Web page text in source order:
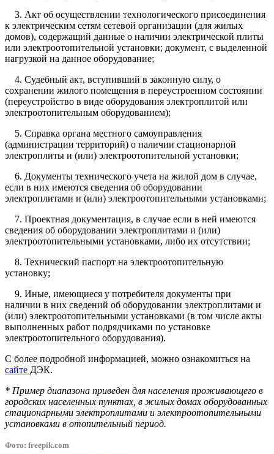
3. Акт об осуществлении технологического присоединения
к электрическим сетям сетевой организации (для жилых
домов), содержащий данные о наличии электрической плиты
или электроотопительной установки; документ, с выделенной
нагрузкой на данное оборудование;
4. Судебный акт, вступивший в законную силу, о
сохранении жилого помещения в переустроенном состоянии
(переустройство в виде оборудования электроплитой или
электроотопительным оборудованием);
5. Справка органа местного самоуправления
(администрации территорий) о наличии стационарной
электроплиты и (или) электроотопительной установки;
6. Документы технического учета на жилой дом в случае,
если в них имеются сведения об оборудовании
электроплитами и (или) электроотопительными установками;
7. Проектная документация, в случае если в ней имеются
сведения об оборудовании электроплитами и (или)
электроотопительными установками, либо их отсутствии;
8. Технический паспорт на электроотопительную
установку;
9. Иные, имеющиеся у потребителя документы при
наличии в них сведений об оборудовании электроплитами и
(или) электроотопительными установками (в том числе акты
выполненных работ подрядчиками по установке
электроотопительного оборудования).
С более подробной информацией, можно ознакомиться на
сайте ДЭК.
* Пример диапазона приведен для населения проживающего в
городских населенных пунктах, в жилых домах оборудованных
стационарными электроплитами и электроотопительными
установками в отопительный период.
Фото: freepik.com